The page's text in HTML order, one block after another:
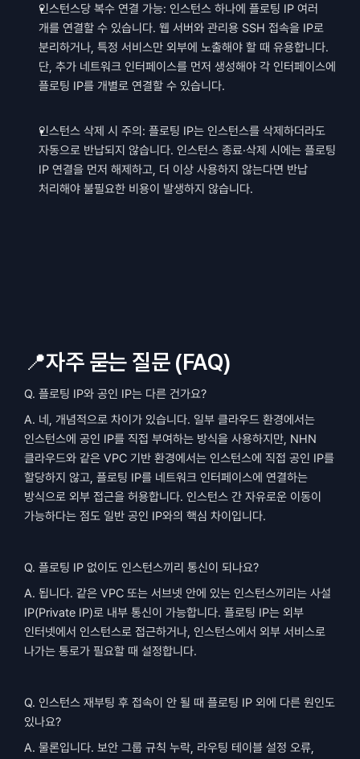
인스턴스당 복수 연결 가능: 인스턴스 하나에 플로팅 IP 여러
개를 연결할 수 있습니다. 웹 서버와 관리용 SSH 접속을 IP로
분리하거나, 특정 서비스만 외부에 노출해야 할 때 유용합니다.
단, 추가 네트워크 인터페이스를 먼저 생성해야 각 인터페이스에
플로팅 IP를 개별로 연결할 수 있습니다.
인스턴스 삭제 시 주의: 플로팅 IP는 인스턴스를 삭제하더라도
자동으로 반납되지 않습니다. 인스턴스 종료·삭제 시에는 플로팅
IP 연결을 먼저 해제하고, 더 이상 사용하지 않는다면 반납
처리해야 불필요한 비용이 발생하지 않습니다.
📍자주 묻는 질문 (FAQ)
Q. 플로팅 IP와 공인 IP는 다른 건가요?
A. 네, 개념적으로 차이가 있습니다. 일부 클라우드 환경에서는
인스턴스에 공인 IP를 직접 부여하는 방식을 사용하지만, NHN
클라우드와 같은 VPC 기반 환경에서는 인스턴스에 직접 공인 IP를
할당하지 않고, 플로팅 IP를 네트워크 인터페이스에 연결하는
방식으로 외부 접근을 허용합니다. 인스턴스 간 자유로운 이동이
가능하다는 점도 일반 공인 IP와의 핵심 차이입니다.
Q. 플로팅 IP 없이도 인스턴스끼리 통신이 되나요?
A. 됩니다. 같은 VPC 또는 서브넷 안에 있는 인스턴스끼리는 사설
IP(Private IP)로 내부 통신이 가능합니다. 플로팅 IP는 외부
인터넷에서 인스턴스로 접근하거나, 인스턴스에서 외부 서비스로
나가는 통로가 필요할 때 설정합니다.
Q. 인스턴스 재부팅 후 접속이 안 될 때 플로팅 IP 외에 다른 원인도
있나요?
A. 물론입니다. 보안 그룹 규칙 누락, 라우팅 테이블 설정 오류,